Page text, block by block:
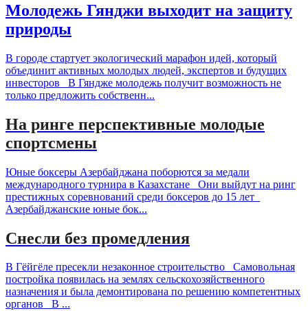
Молодежь Гянджи выходит на защиту
природы
В городе стартует экологический марафон идей, который
объединит активных молодых людей, экспертов и будущих
инвесторов В Гяндже молодежь получит возможность не
только предложить собственн...
На ринге перспективные молодые
спортсмены
Юные боксеры Азербайджана поборются за медали
международного турнира в Казахстане Они выйдут на ринг
престижных соревнований среди боксеров до 15 лет
Азербайджанские юные бок...
Снесли без промедления
В Гёйгёле пресекли незаконное строительство Самовольная
постройка появилась на землях сельскохозяйственного
назначения и была демонтирована по решению компетентных
органов В ...